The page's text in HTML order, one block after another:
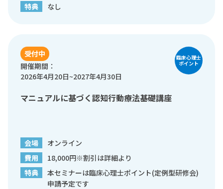
特典
なし
受付中
開催期間：
2026年4月20日~2027年4月30日
マニュアルに基づく認知行動療法基礎講座
会場
オンライン
費用
18,000円※割引は詳細より
特典
本セミナーは臨床心理士ポイント(定例型研修会)
申請予定です
臨床心理士
ポイント